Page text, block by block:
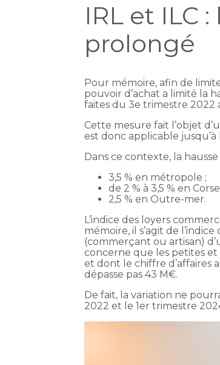
IRL et ILC
prolongé
Pour mémoire, afin de
pouvoir d’achat a limité la
faites du 3e trimestre 2022
Cette mesure fait l’objet
est donc applicable
Dans ce contexte, la
3,5 % en métropole ;
de 2 % à 3,5 % en Corse
2,5 % en Outre-mer.
L’indice des loyers
mémoire, il s’agit de
(commerçant ou artisan)
concerne que les petites et
et dont le chiffre d’affaires
dépasse pas 43 M€.
De fait, la variation ne
2022 et le 1er trimestre